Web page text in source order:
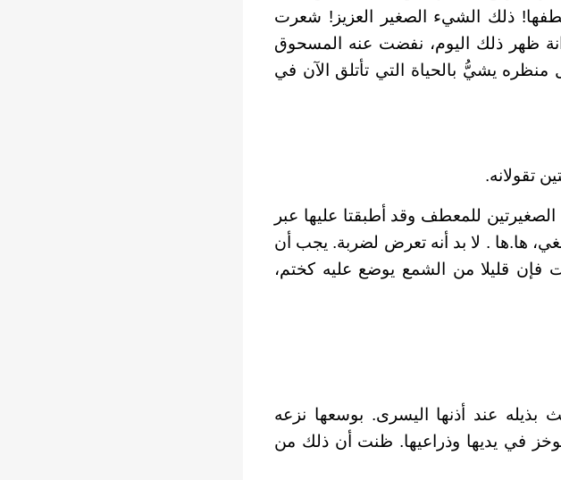
ذلك الشيء الصغير العزيز! شعرت
ظهر ذلك اليوم، نفضت عنه المسحوق
منظره يشيُّ بالحياة التي تأتلق الآن في
تقولانه.
للمعطف وقد أطبقتا عليها عبر
ها.ها . لا بد أنه تعرض لضربة. يجب أن
فإن قليلا من الشمع يوضع عليه كختم،
عند أذنها اليسرى. بوسعها نزعه
في يديها وذراعيها. ظنت أن ذلك من